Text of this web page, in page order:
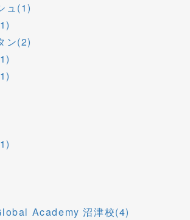
ュ(1)
ン(2)
Academy 沼津校(4)